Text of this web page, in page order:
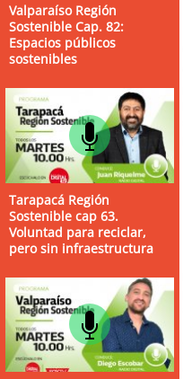
Valparaíso Región
Sostenible Cap. 82:
Espacios públicos
sostenibles
Tarapacá Región
Sostenible cap 63.
Voluntad para reciclar,
pero sin infraestructura